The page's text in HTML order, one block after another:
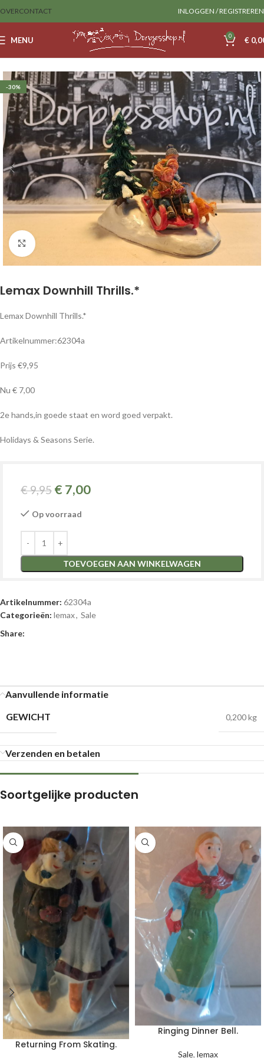
OVERCONTACT INLOGGEN / REGISTREREN
MENU 0 €
-30%
Klik om te vergroten
Lemax Downhill Thrills.*
Lemax Downhill Thrills.*
Artikelnummer:62304a
Prijs €9,95
Nu € 7,00
2e hands,in goede staat en word goed verpakt.
Holidays & Seasons Serie.
€9,95 € 7,00
Op voorraad
TOEVOEGEN AAN WINKELWAGEN
Artikelnummer: 62304a
Categorieën: lemax, Sale
Share:
Aanvullende informatie
GEWICHT
0,200 kg
Verzenden en betalen
Soortgelijke producten
Returning From Skating.
Ringing Dinner Bell.
Sale, lemax